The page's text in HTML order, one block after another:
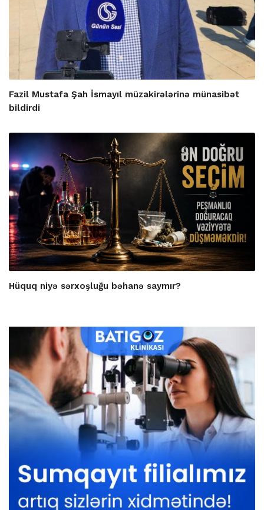
Fazil Mustafa Şah İsmayıl müzakirələrinə münasibət
bildirdi
Hüquq niyə sərxoşluğu bəhanə saymır?